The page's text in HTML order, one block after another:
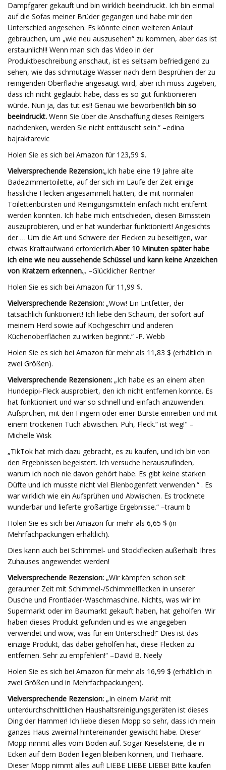
Dampfgarer gekauft und bin wirklich beeindruckt. Ich bin einmal
auf die Sofas meiner Brüder gegangen und habe mir den
Unterschied angesehen. Es könnte einen weiteren Anlauf
gebrauchen, um „wie neu auszusehen“ zu kommen, aber das ist
erstaunlich!!! Wenn man sich das Video in der
Produktbeschreibung anschaut, ist es seltsam befriedigend zu
sehen, wie das schmutzige Wasser nach dem Besprühen der zu
reinigenden Oberfläche angesaugt wird, aber ich muss zugeben,
dass ich nicht geglaubt habe, dass es so gut funktionieren
würde. Nun ja, das tut es!! Genau wie beworben!Ich bin so
beeindruckt. Wenn Sie über die Anschaffung dieses Reinigers
nachdenken, werden Sie nicht enttäuscht sein.“ –edina
bajraktarevic
Holen Sie es sich bei Amazon für 123,59 $.
Vielversprechende Rezension:„Ich habe eine 19 Jahre alte
Badezimmertoilette, auf der sich im Laufe der Zeit einige
hässliche Flecken angesammelt hatten, die mit normalen
Toilettenbürsten und Reinigungsmitteln einfach nicht entfernt
werden konnten. Ich habe mich entschieden, diesen Bimsstein
auszuprobieren, und er hat wunderbar funktioniert! Angesichts
der … Um die Art und Schwere der Flecken zu beseitigen, war
etwas Kraftaufwand erforderlich.Aber 10 Minuten später habe
ich eine wie neu aussehende Schüssel und kann keine Anzeichen
von Kratzern erkennen.„ –Glücklicher Rentner
Holen Sie es sich bei Amazon für 11,99 $.
Vielversprechende Rezension: „Wow! Ein Entfetter, der
tatsächlich funktioniert! Ich liebe den Schaum, der sofort auf
meinem Herd sowie auf Kochgeschirr und anderen
Küchenoberflächen zu wirken beginnt.“ -P. Webb
Holen Sie es sich bei Amazon für mehr als 11,83 $ (erhältlich in
zwei Größen).
Vielversprechende Rezensionen: „Ich habe es an einem alten
Hundepipi-Fleck ausprobiert, den ich nicht entfernen konnte. Es
hat funktioniert und war so schnell und einfach anzuwenden.
Aufsprühen, mit den Fingern oder einer Bürste einreiben und mit
einem trockenen Tuch abwischen. Puh, Fleck.“ ist weg!" –
Michelle Wisk
„TikTok hat mich dazu gebracht, es zu kaufen, und ich bin von
den Ergebnissen begeistert. Ich versuche herauszufinden,
warum ich noch nie davon gehört habe. Es gibt keine starken
Düfte und ich musste nicht viel Ellenbogenfett verwenden.“ . Es
war wirklich wie ein Aufsprühen und Abwischen. Es trocknete
wunderbar und lieferte großartige Ergebnisse.“ –traum b
Holen Sie es sich bei Amazon für mehr als 6,65 $ (in
Mehrfachpackungen erhältlich).
Dies kann auch bei Schimmel- und Stockflecken außerhalb Ihres
Zuhauses angewendet werden!
Vielversprechende Rezension: „Wir kämpfen schon seit
geraumer Zeit mit Schimmel-/Schimmelflecken in unserer
Dusche und Frontlader-Waschmaschine. Nichts, was wir im
Supermarkt oder im Baumarkt gekauft haben, hat geholfen. Wir
haben dieses Produkt gefunden und es wie angegeben
verwendet und wow, was für ein Unterschied!“ Dies ist das
einzige Produkt, das dabei geholfen hat, diese Flecken zu
entfernen. Sehr zu empfehlen!“ –David B. Neely
Holen Sie es sich bei Amazon für mehr als 16,99 $ (erhältlich in
zwei Größen und in Mehrfachpackungen).
Vielversprechende Rezension: „In einem Markt mit
unterdurchschnittlichen Haushaltsreinigungsgeräten ist dieses
Ding der Hammer! Ich liebe diesen Mopp so sehr, dass ich mein
ganzes Haus zweimal hintereinander gewischt habe. Dieser
Mopp nimmt alles vom Boden auf. Sogar Kieselsteine, die in
Ecken auf dem Boden liegen bleiben können, und Tierhaare.
Dieser Mopp nimmt alles auf! LIEBE LIEBE LIEBE! Bitte kaufen